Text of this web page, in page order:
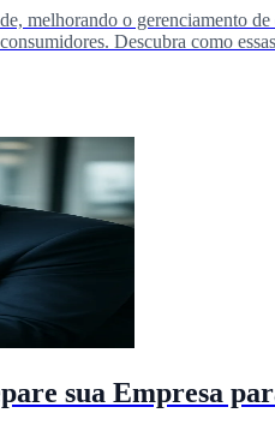
o gerenciamento de
Descubra como
sua Empresa